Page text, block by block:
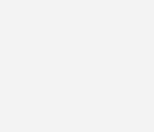
und Vertragsordnung für Bauleistungen Teil
bekannt
startet ab 1. Januar